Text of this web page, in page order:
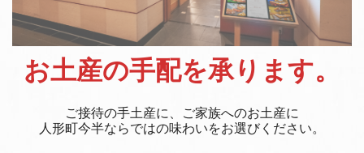
お土産の手配を承ります。
ご接待の手土産に、ご家族へのお土産に
人形町今半ならではの味わいをお選びください。